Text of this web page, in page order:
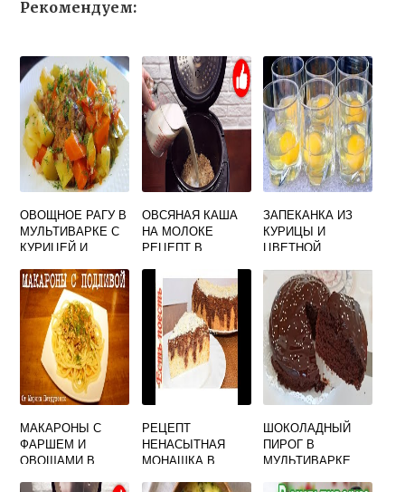
Рекомендуем:
ОВОЩНОЕ РАГУ В
МУЛЬТИВАРКЕ С
КУРИЦЕЙ И
ОВСЯНАЯ КАША
НА МОЛОКЕ
РЕЦЕПТ В
ПОРЦИИ
ЗАПЕКАНКА ИЗ
КУРИЦЫ И
ЦВЕТНОЙ
МУЛЬТИВАРКЕ
МАКАРОНЫ С
ФАРШЕМ И
ОВОЩАМИ В
РЕЦЕПТ
НЕНАСЫТНАЯ
МОНАШКА В
ШОКОЛАДНЫЙ
ПИРОГ В
МУЛЬТИВАРКЕ